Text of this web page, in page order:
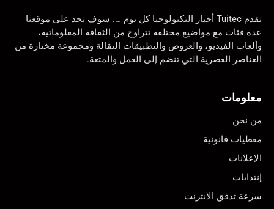
تقدم Tuitec أخبار التكنولوجيا كل يوم …. سوف تجد على موقعنا
عدة فئات مع مواضيع مختلفة تتراوح من الثقافة المعلوماتية،
وألعاب الفيديو، والعروض والتطبيقات النقالة ومجموعة مختارة من
العناصر العصرية التي تنضم إلى العمل والمتعة.
معلومات
من نحن
معطيات قانونية
الإعلانات
إنتدابات
سرعة تدفق الانترنت